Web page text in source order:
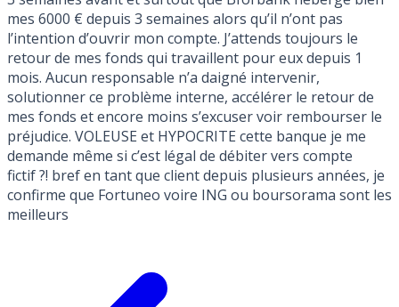
mes 6000 € depuis 3 semaines alors qu’il n’ont pas
l’intention d’ouvrir mon compte. J’attends toujours le
retour de mes fonds qui travaillent pour eux depuis 1
mois. Aucun responsable n’a daigné intervenir,
solutionner ce problème interne, accélérer le retour de
mes fonds et encore moins s’excuser voir rembourser le
préjudice. VOLEUSE et HYPOCRITE cette banque je me
demande même si c’est légal de débiter vers compte
fictif ?! bref en tant que client depuis plusieurs années, je
confirme que Fortuneo voire ING ou boursorama sont les
meilleurs